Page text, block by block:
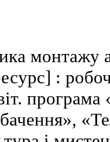
монтажу
: